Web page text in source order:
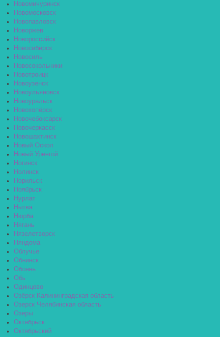
Новомичуринск
Новомосковск
Новопавловск
Новоржев
Новороссийск
Новосибирск
Новосиль
Новосокольники
Новотроицк
Новоузенск
Новоульяновск
Новоуральск
Новохопёрск
Новочебоксарск
Новочеркасск
Новошахтинск
Новый Оскол
Новый Уренгой
Ногинск
Нолинск
Норильск
Ноябрьск
Нурлат
Нытва
Нюрба
Нягань
Нязелетворск
Няндома
Облучье
Обнинск
Обоянь
Обь
Одинцово
Озёрск Калининградская область
Озерск Челябинская область
Озеры
Октябрьск
Октябрьский